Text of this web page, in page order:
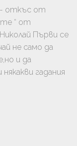
откъс от
“ от
Първи се
не само да
и да
гадания